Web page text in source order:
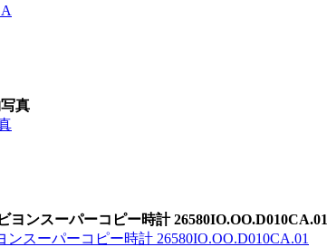
真
ンスーパーコピー時計 26580IO.OO.D010CA.01
スーパーコピー時計 26580IO.OO.D010CA.01